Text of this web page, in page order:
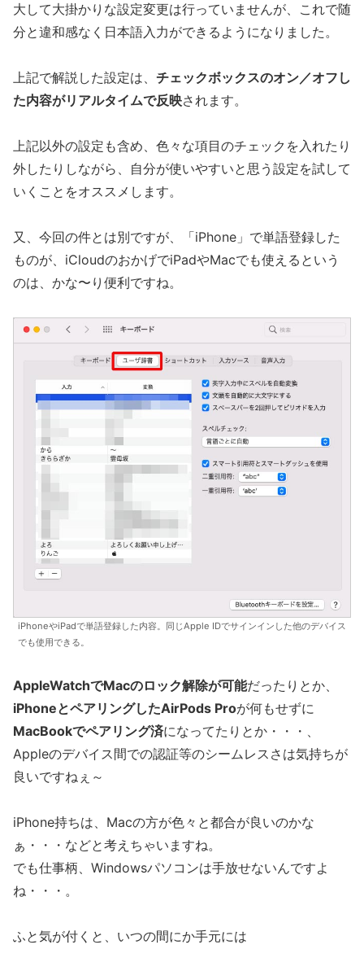
大して大掛かりな設定変更は行っていませんが、これで随
分と違和感なく日本語入力ができるようになりました。
上記で解説した設定は、 チェックボックスのオン／オフし
た内容がリアルタイムで反映されます。
上記以外の設定も含め、色々な項目のチェックを入れたり
外したりしながら、自分が使いやすいと思う設定を試して
いくことをオススメします。
又、今回の件とは別ですが、「iPhone」で単語登録した
ものが、iCloudのおかげでiPadやMacでも使えるという
のは、かな〜り便利ですね。
iPhoneやiPadで単語登録した内容。同じApple IDでサインインした他のデバイス
でも使用できる。
AppleWatchでMacのロック解除が可能だったりとか、
iPhoneとペアリングしたAirPods Proが何もせずに
MacBookでペアリング済になってたりとか・・・、
Appleのデバイス間での認証等のシームレスさは気持ちが
良いですねぇ～
iPhone持ちは、Macの方が色々と都合が良いのかな
ぁ・・・などと考えちゃいますね。
でも仕事柄、Windowsパソコンは手放せないんですよ
ね・・・。
ふと気が付くと、いつの間にか手元には